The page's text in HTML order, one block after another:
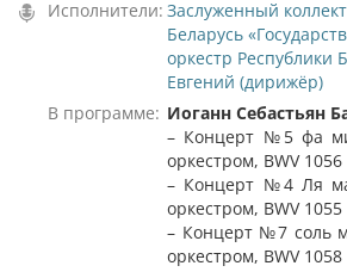
Исполнители: Заслуженный
Беларусь
оркестр Республики
Евгений (дирижёр)
В программе: Иоганн Себастьян
– Концерт №5 фа
оркестром, BWV 1056
– Концерт №4 Ля
оркестром, BWV 1055
– Концерт №7 соль
оркестром, BWV 1058